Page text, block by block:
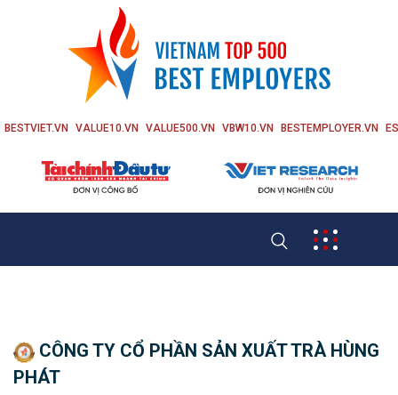
BESTVIET.VN VALUE10.VN VALUE500.VN VBW10.VN BESTEMPLOYER.VN
CÔNG TY CỔ PHẦN SẢN XUẤT TRÀ HÙNG
PHÁT